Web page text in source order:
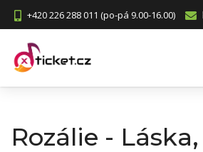
+420 226 288 011 (po-pá 9.00-16.00)
Rozálie -